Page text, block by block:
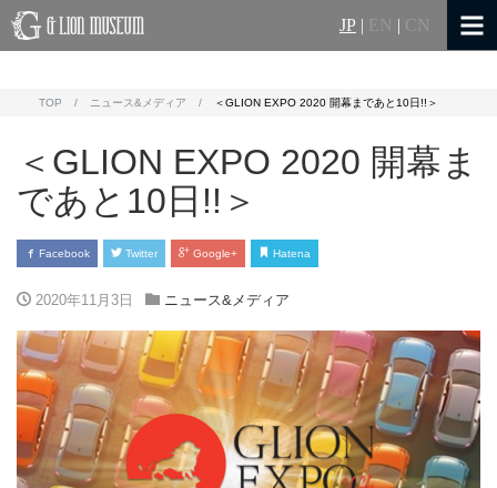
JP | EN | CN
TOP ニュース&メディア ＜GLION EXPO 2020 開幕まであと10日!!＞
＜GLION EXPO 2020 開幕ま
であと10日!!＞
Facebook Twitter Google+ Hatena
2020年11月3日 ニュース&メディア